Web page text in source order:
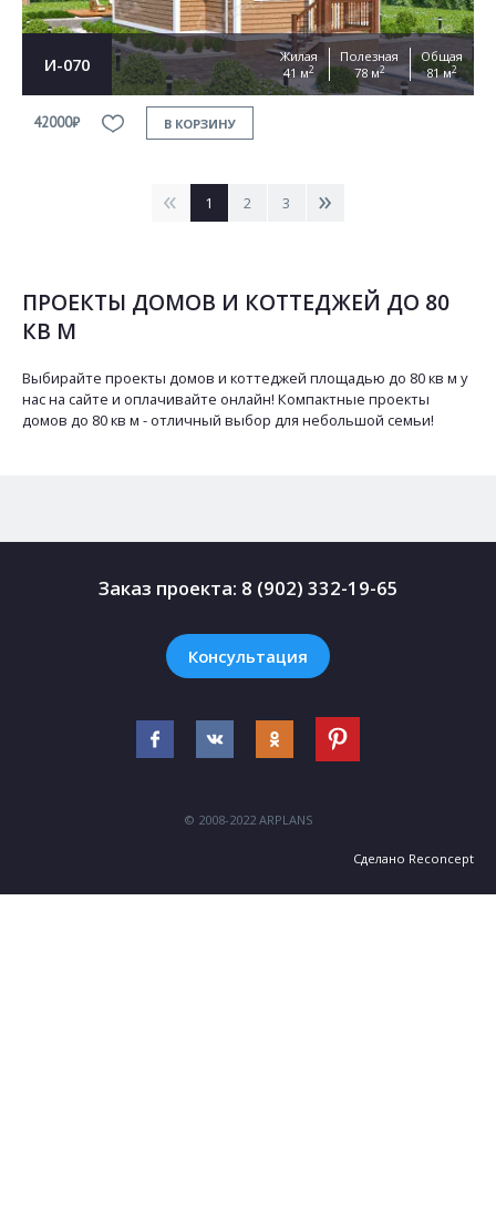
И-070
Жилая
41 м2
Полезная
78 м2
Общая
81 м2
42000₽ В КОРЗИНУ
< 1 2 3 >
ПРОЕКТЫ ДОМОВ И КОТТЕДЖЕЙ ДО 80
КВ М
Выбирайте проекты домов и коттеджей площадью до 80 кв м у
нас на сайте и оплачивайте онлайн! Компактные проекты
домов до 80 кв м - отличный выбор для небольшой семьи!
Заказ проекта: 8 (902) 332-19-65
Консультация
© 2008-2022 ARPLANS
Сделано Reconcept